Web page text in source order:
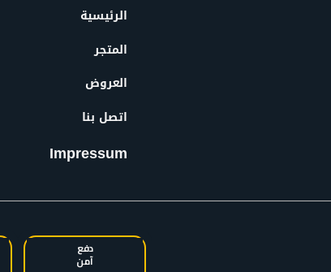
الرئيسية
المتجر
العروض
اتصل بنا
Impressum
دفع
آمن